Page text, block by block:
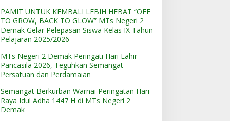
PAMIT UNTUK KEMBALI LEBIH HEBAT “OFF
TO GROW, BACK TO GLOW” MTs Negeri 2
Demak Gelar Pelepasan Siswa Kelas IX Tahun
Pelajaran 2025/2026
MTs Negeri 2 Demak Peringati Hari Lahir
Pancasila 2026, Teguhkan Semangat
Persatuan dan Perdamaian
Semangat Berkurban Warnai Peringatan Hari
Raya Idul Adha 1447 H di MTs Negeri 2
Demak